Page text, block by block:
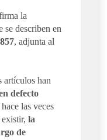
la
se describen en
, adjunta al
artículos han
defecto
las veces
la
de